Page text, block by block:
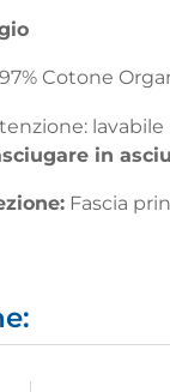
97% Cotone
in
Fascia